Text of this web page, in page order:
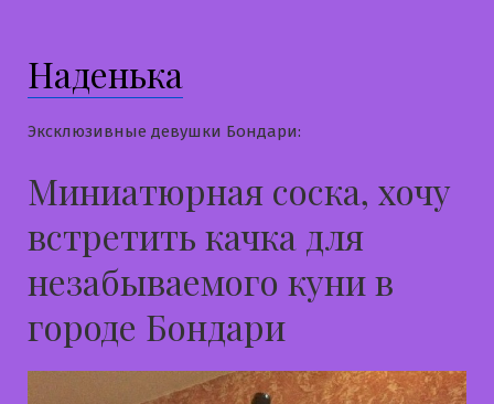
Наденька
Эксклюзивные девушки Бондари:
Миниатюрная соска, хочу
встретить качка для
незабываемого куни в
городе Бондари